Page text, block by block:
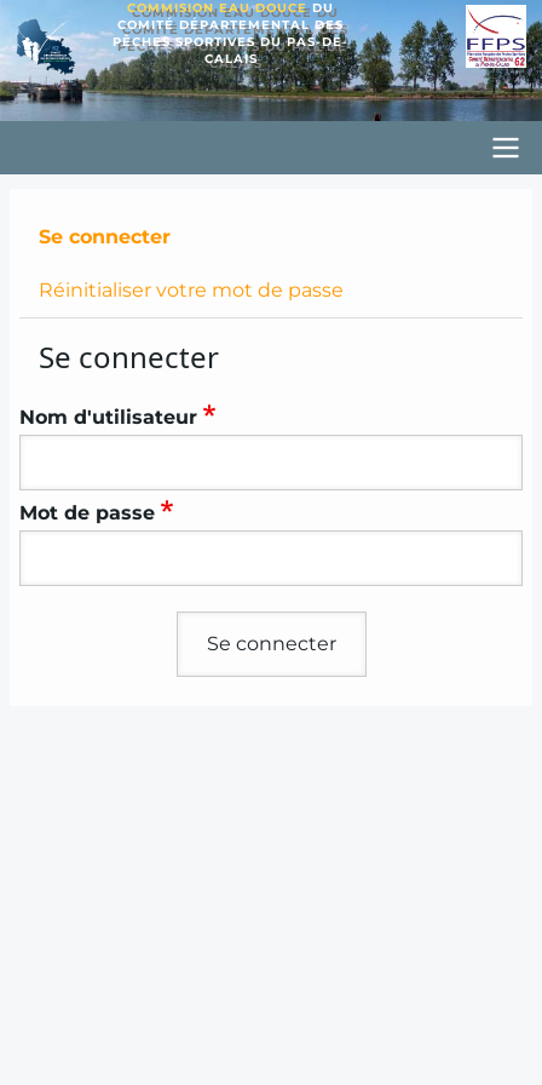
Aller
au
contenu
principal
COMMISION EAU DOUCEDU
COMITÉ DÉPARTEMENTAL DES
PÊCHES SPORTIVES DU PAS-DE-
CALAIS
CD62PSED
Primary
Se connecter
Réinitialiser votre mot de passe
Se connecter
Nom d'utilisateur
Mot de passe